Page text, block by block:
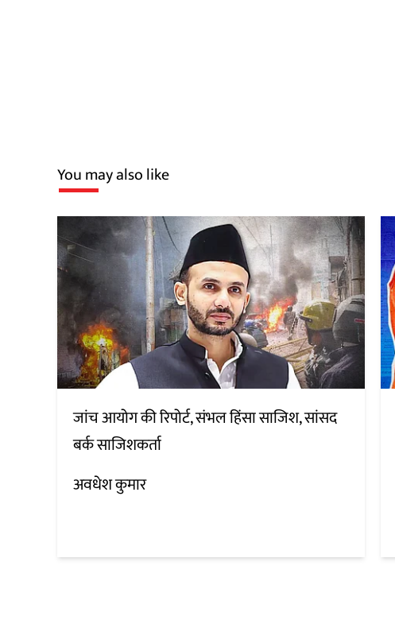
You may also like
जांच आयोग की रिपोर्ट, संभल हिंसा साजिश, सांसद
बर्क साजिशकर्ता
अवधेश कुमार